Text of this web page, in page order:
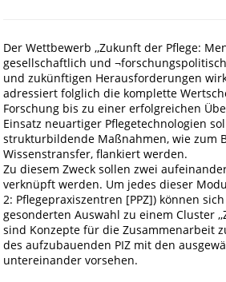
Der Wettbewerb ,,Zukunft der Pflege:
gesellschaftlich und
und zukünftigen Herausforderungen
adressiert folglich die komplette
Forschung bis zu einer erfolgreichen
Einsatz neuartiger Pflegetechnologien
strukturbildende Maßnahmen, wie zum
Wissenstransfer, flankiert werden.
Zu diesem Zweck sollen zwei
verknüpft werden. Um jedes dieser
2: Pflegepraxiszentren [PPZ]) können
gesonderten Auswahl zu einem Cluster
sind Konzepte für die Zusammenarbeit
des aufzubauenden PIZ mit den
untereinander vorsehen.